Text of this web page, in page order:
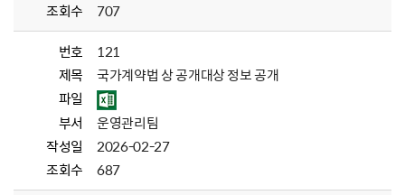
조회수
707
번호
121
제목
국가계약법 상 공개대상 정보 공개
파일
부서
운영관리팀
작성일
2026-02-27
조회수
687